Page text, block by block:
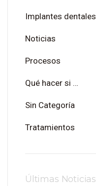
Implantes dentales
Noticias
Procesos
Qué hacer si …
Sin Categoría
Tratamientos
Últimas Noticias